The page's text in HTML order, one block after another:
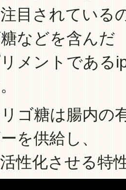
目されている
などを含んだ
メントである
ゴ糖は腸内の
を供給し、
性化させる特